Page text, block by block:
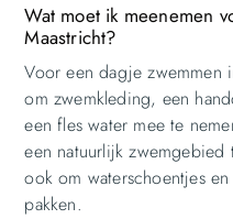
Wat moet ik meenemen
Maastricht?
Voor een dagje zwemmen
om zwemkleding, een
een fles water mee te
een natuurlijk
ook om waterschoentjes
pakken.